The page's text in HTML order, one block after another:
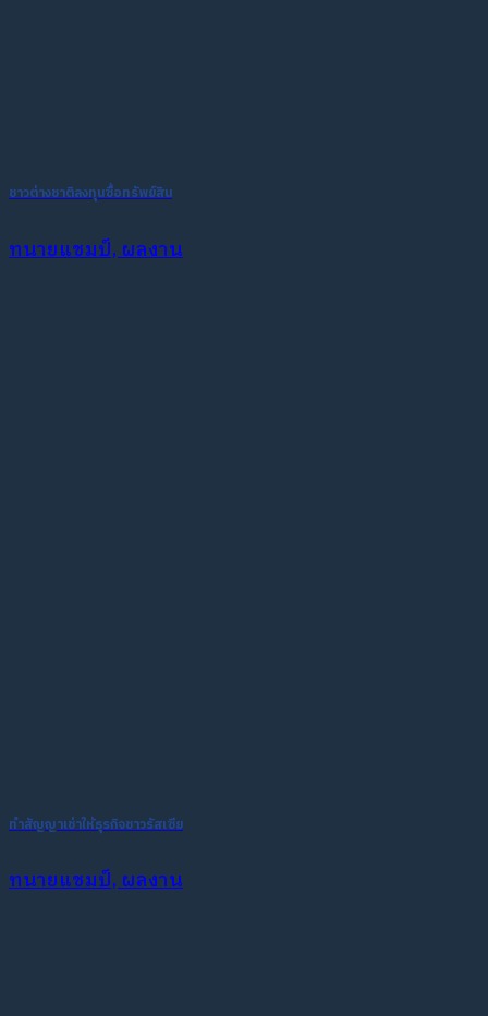
ชาวต่างชาติลงทุนซื้อทรัพย์สิน
ทนายแชมป์, ผลงาน
ทำสัญญาเช่าให้ธุรกิจชาวรัสเซีย
ทนายแชมป์, ผลงาน